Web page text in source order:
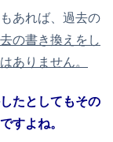
あれば、過去の
の書き換えをし
ありません。
たとしてもその
すよね。